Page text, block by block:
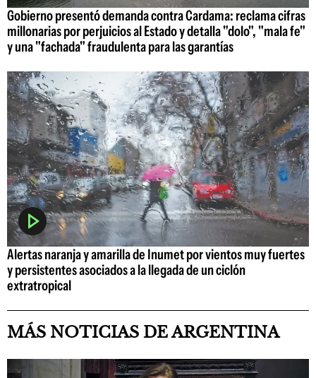
Gobierno presentó demanda contra Cardama: reclama cifras
millonarias por perjuicios al Estado y detalla "dolo", "mala fe"
y una "fachada" fraudulenta para las garantías
Alertas naranja y amarilla de Inumet por vientos muy fuertes
y persistentes asociados a la llegada de un ciclón
extratropical
MÁS NOTICIAS DE ARGENTINA